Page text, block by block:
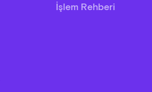
İşlem Rehberi